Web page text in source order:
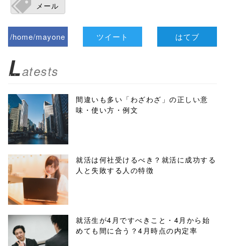
メール
/home/mayone
biz.jp/public_ht
ml/wp-
content/themes
/tapbiz_theme/
parts/sns-
buttons.php on
line10
/1001605"
onclick="windo
ツイート はてブ
Latests
間違いも多い「わざわざ」の正しい意
味・使い方・例文
就活は何社受けるべき？就活に成功する
人と失敗する人の特徴
就活生が4月ですべきこと・4月から始
めても間に合う？4月時点の内定率